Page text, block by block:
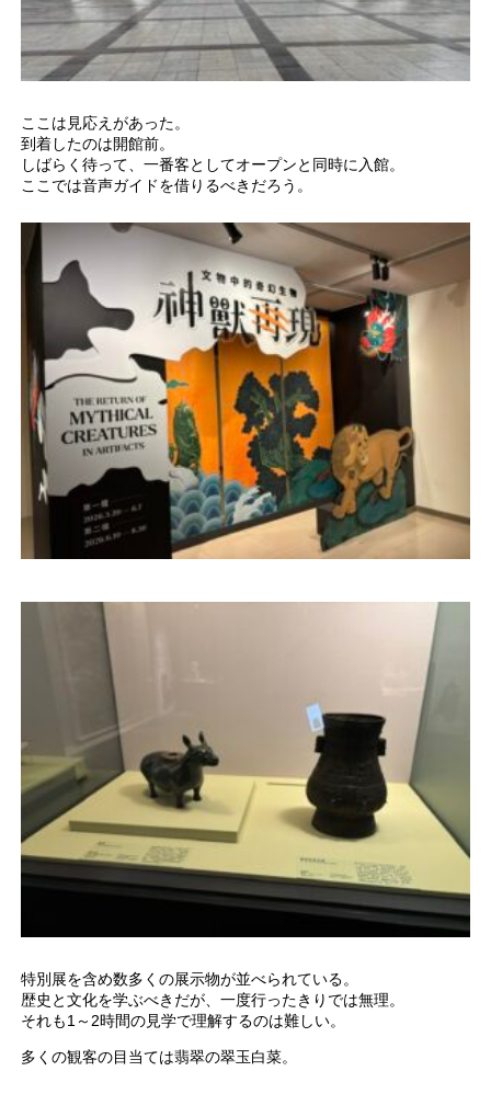
ここは見応えがあった。
到着したのは開館前。
しばらく待って、一番客としてオープンと同時に入館。
ここでは音声ガイドを借りるべきだろう。
特別展を含め数多くの展示物が並べられている。
歴史と文化を学ぶべきだが、一度行ったきりでは無理。
それも1～2時間の見学で理解するのは難しい。
多くの観客の目当ては翡翠の翠玉白菜。